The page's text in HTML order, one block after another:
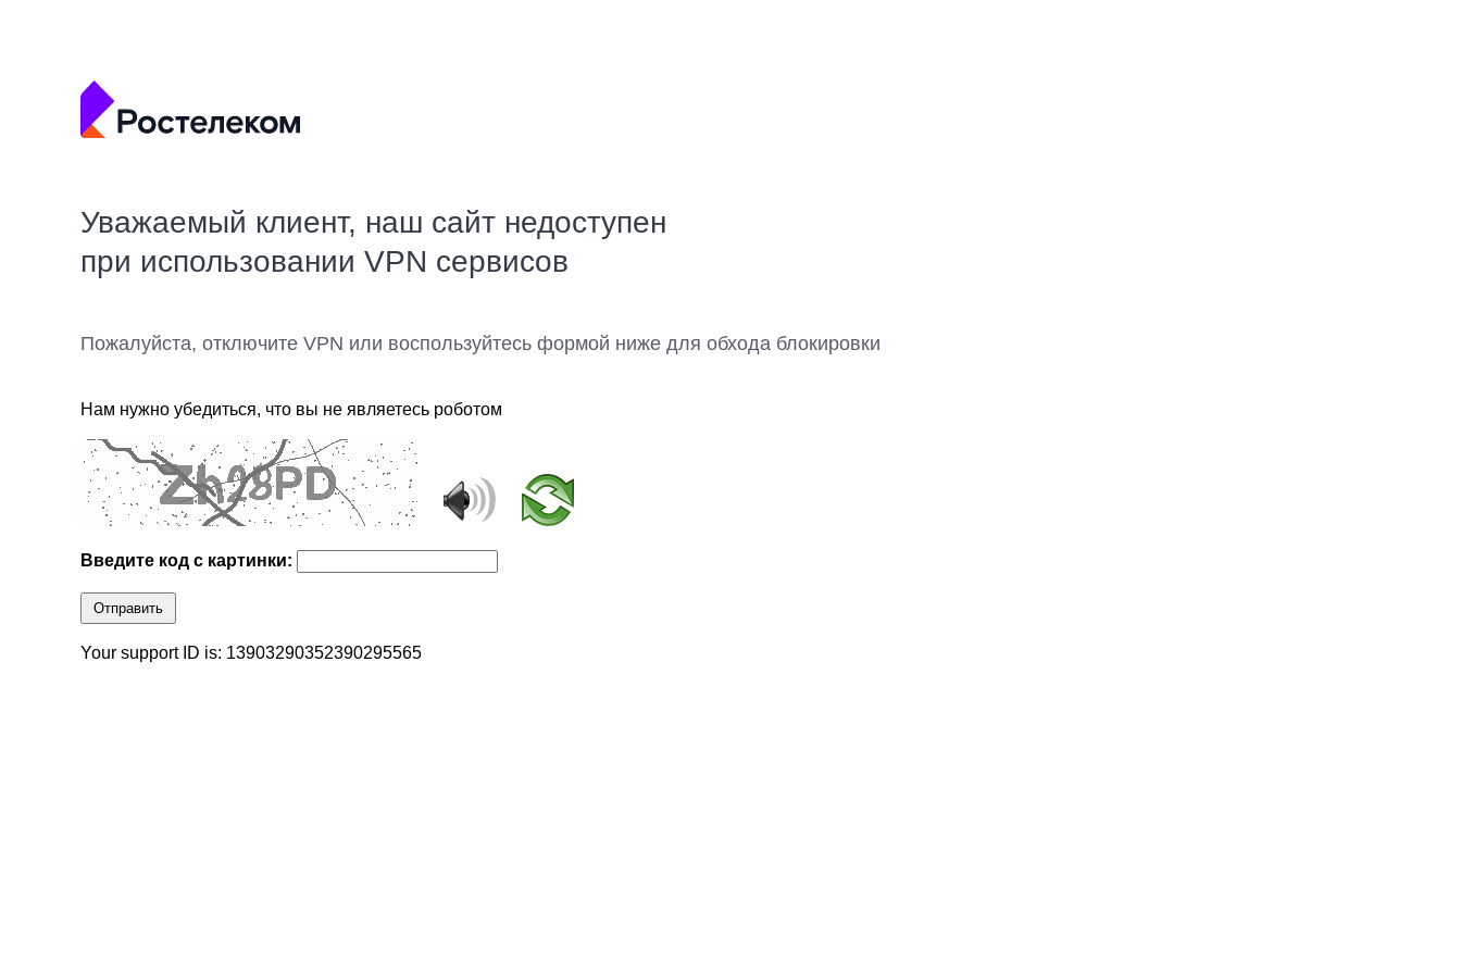
Уважаемый клиент, наш сайт недоступен
при использовании VPN сервисов
Пожалуйста, отключите VPN или воспользуйтесь формой ниже для обхода блокировки
Нам нужно убедиться, что вы не являетесь роботом
Введите код с картинки:
Отправить
Your support ID is: 13903290352390295565